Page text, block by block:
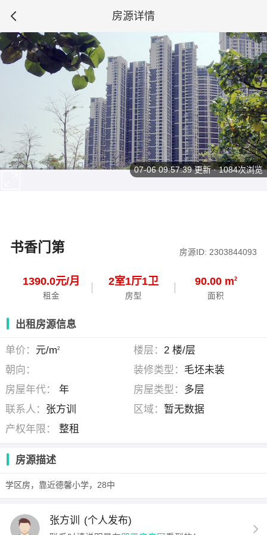
房源详情
书香门第 房源ID: 2303844093
1390.0元/月
租金
2室1厅1卫
房型
90.00 m2
面积
07-06 09:57:39更新 · 1084次浏览
出租房源信息
单价： 元/m2 楼层： 2 楼/层
朝向：
装修类型： 毛坯未装
房屋年代：
年 房屋类型： 多层
联系人： 张方训 区域： 暂无数据
产权年限：
整租
房源描述
学区房，靠近德馨小学，28中
张方训 (个人发布)